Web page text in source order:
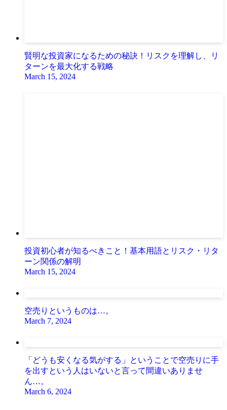
賢明な投資家になるための秘訣！リスクを理解し、リ
ターンを最大化する戦略
March 15, 2024
投資初心者が知るべきこと！基本用語とリスク・リタ
ーン関係の解明
March 15, 2024
空売りというものは…。
March 7, 2024
「どうも安くなる気がする」ということで空売りに手
を出すという人はいないと言って間違いありませ
ん…。
March 6, 2024